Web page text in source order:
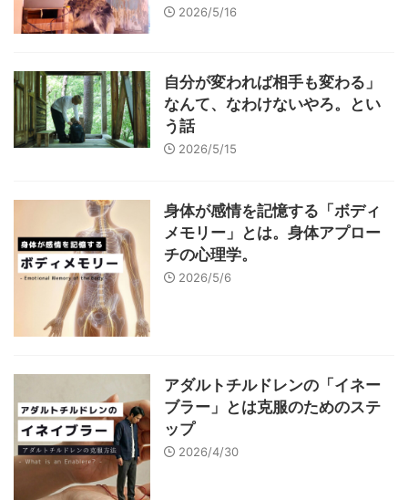
2026/5/16
自分が変われば相手も変わる」
なんて、なわけないやろ。とい
う話
2026/5/15
身体が感情を記憶する「ボディ
メモリー」とは。身体アプロー
チの心理学。
2026/5/6
アダルトチルドレンの「イネー
ブラー」とは克服のためのステ
ップ
2026/4/30